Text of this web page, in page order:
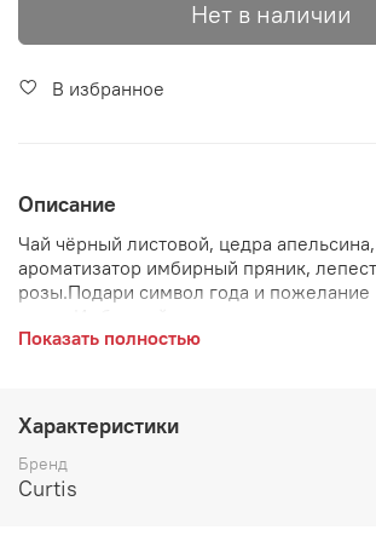
Нет в наличии
В избранное
Описание
Чай чёрный листовой, цедра
ароматизатор имбирный пряник,
розы.Подари символ года и пожелание
Нового года и Рождества. Его аромат
Показать полностью
Характеристики
Бренд
Curtis